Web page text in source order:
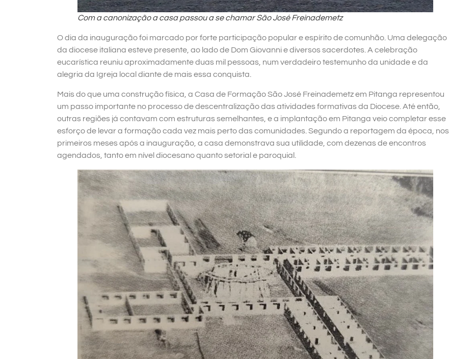
Com a canonização a casa passou a se chamar São José Freinademetz
O dia da inauguração foi marcado por forte participação popular e espírito de comunhão. Uma delegação
da diocese italiana esteve presente, ao lado de Dom Giovanni e diversos sacerdotes. A celebração
eucarística reuniu aproximadamente duas mil pessoas, num verdadeiro testemunho da unidade e da
alegria da Igreja local diante de mais essa conquista.
Mais do que uma construção física, a Casa de Formação São José Freinademetz em Pitanga representou
um passo importante no processo de descentralização das atividades formativas da Diocese. Até então,
outras regiões já contavam com estruturas semelhantes, e a implantação em Pitanga veio completar esse
esforço de levar a formação cada vez mais perto das comunidades. Segundo a reportagem da época, nos
primeiros meses após a inauguração, a casa demonstrava sua utilidade, com dezenas de encontros
agendados, tanto em nível diocesano quanto setorial e paroquial.